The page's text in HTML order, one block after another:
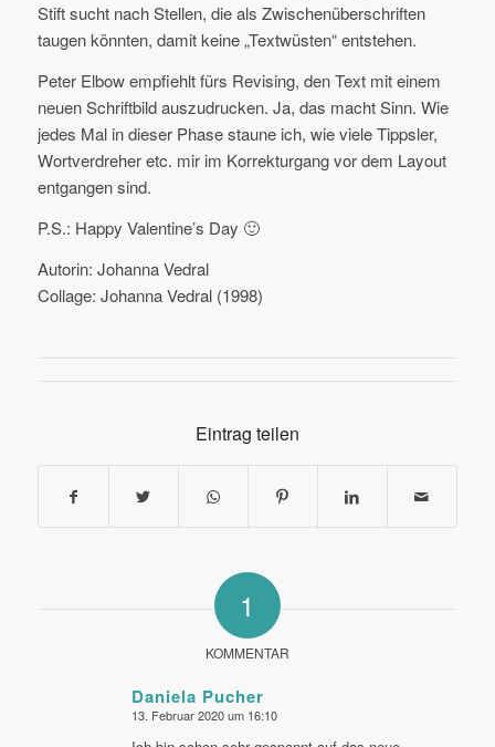
Stift sucht nach Stellen, die als Zwischenüberschriften
taugen könnten, damit keine „Textwüsten“ entstehen.
Peter Elbow empfiehlt fürs Revising, den Text mit einem
neuen Schriftbild auszudrucken. Ja, das macht Sinn. Wie
jedes Mal in dieser Phase staune ich, wie viele Tippsler,
Wortverdreher etc. mir im Korrekturgang vor dem Layout
entgangen sind.
P.S.: Happy Valentine’s Day 🙂
Autorin: Johanna Vedral
Collage: Johanna Vedral (1998)
Eintrag teilen
1
KOMMENTAR
Daniela Pucher
sagte:
13. Februar 2020 um 16:10